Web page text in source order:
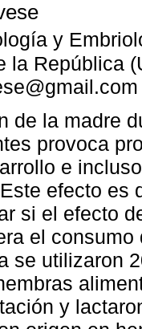
y
la República
de la madre
provoca
e
efecto es
si el efecto
el
se utilizaron
y